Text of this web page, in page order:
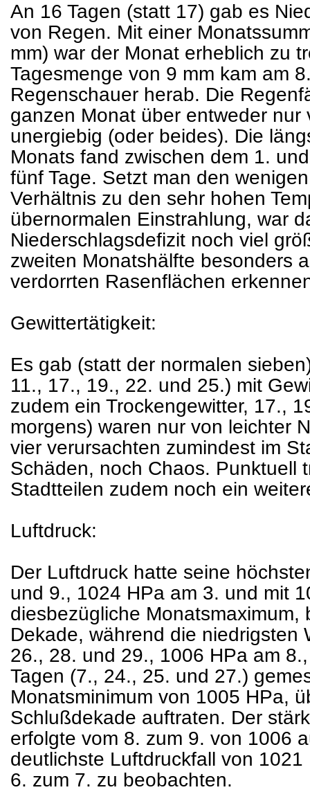
An 16 Tagen (statt 17) gab es
von Regen. Mit einer
mm) war der Monat erheblich zu
Tagesmenge von 9 mm kam am
Regenschauer herab. Die
ganzen Monat über entweder nur
unergiebig (oder beides). Die
Monats fand zwischen dem 1.
fünf Tage. Setzt man den
Verhältnis zu den sehr hohen
übernormalen Einstrahlung, war
Niederschlagsdefizit noch viel
zweiten Monatshälfte besonders
verdorrten Rasenflächen
Gewittertätigkeit:
Es gab (statt der normalen
11., 17., 19., 22. und 25.) mit
zudem ein Trockengewitter, 17.,
morgens) waren nur von leichter
vier verursachten zumindest im
Schäden, noch Chaos. Punktuell
Stadtteilen zudem noch ein
Luftdruck:
Der Luftdruck hatte seine
und 9., 1024 HPa am 3. und mit
diesbezügliche Monatsmaximum,
Dekade, während die niedrigsten
26., 28. und 29., 1006 HPa am
Tagen (7., 24., 25. und 27.)
Monatsminimum von 1005 HPa,
Schlußdekade auftraten. Der
erfolgte vom 8. zum 9. von 1006
deutlichste Luftdruckfall von
6. zum 7. zu beobachten.